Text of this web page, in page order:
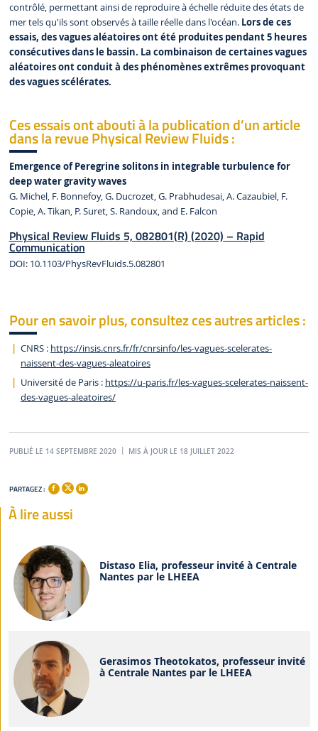
contrôlé, permettant ainsi de reproduire à échelle réduite des états de
mer tels qu'ils sont observés à taille réelle dans l'océan. Lors de ces
essais, des vagues aléatoires ont été produites pendant 5 heures
consécutives dans le bassin. La combinaison de certaines vagues
aléatoires ont conduit à des phénomènes extrêmes provoquant
des vagues scélérates.
Ces essais ont abouti à la publication d’un article
dans la revue Physical Review Fluids :
Emergence of Peregrine solitons in integrable turbulence for
deep water gravity waves
G. Michel, F. Bonnefoy, G. Ducrozet, G. Prabhudesai, A. Cazaubiel, F.
Copie, A. Tikan, P. Suret, S. Randoux, and E. Falcon
Physical Review Fluids 5, 082801(R) (2020) – Rapid
Communication
DOI: 10.1103/PhysRevFluids.5.082801
Pour en savoir plus, consultez ces autres articles :
CNRS : https://insis.cnrs.fr/fr/cnrsinfo/les-vagues-scelerates-
naissent-des-vagues-aleatoires
Université de Paris : https://u-paris.fr/les-vagues-scelerates-naissent-
des-vagues-aleatoires/
PUBLIÉ LE 14 SEPTEMBRE 2020 MIS À JOUR LE 18 JUILLET 2022
PARTAGEZ :
À lire aussi
Distaso Elia, professeur invité à Centrale
Nantes par le LHEEA
Gerasimos Theotokatos, professeur invité
à Centrale Nantes par le LHEEA